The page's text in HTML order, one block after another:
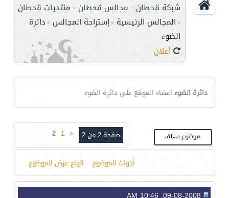
شبكة قحطان - مجالس قحطان - منتديات قحطان
> المجالس الرئيسية >إستراحة المجالس > دائرة
الضوء
أعلان
دائرة الضوء اعضاء الموقع على دائرة الضوء
صفحة 2 من 2 <
1
2
أدوات الموضوع انواع عرض الموضوع